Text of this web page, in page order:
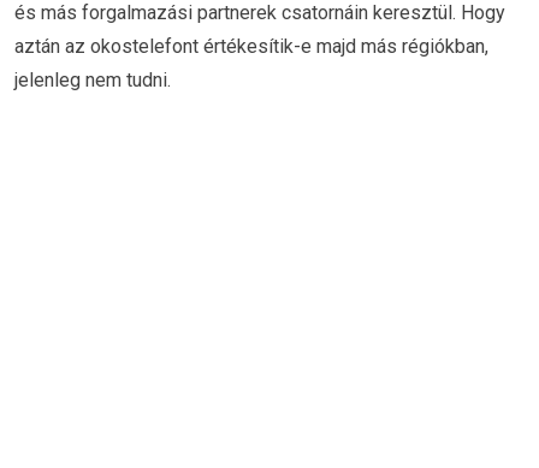
és más forgalmazási partnerek csatornáin keresztül. Hogy
aztán az okostelefont értékesítik-e majd más régiókban,
jelenleg nem tudni.